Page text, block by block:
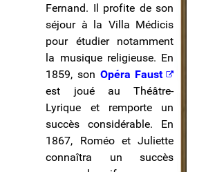
Fernand. Il profite de son
séjour à la Villa Médicis
pour étudier notamment
la musique religieuse. En
1859, son Opéra Faust
est joué au Théâtre-
Lyrique et remporte un
succès considérable. En
1867, Roméo et Juliette
connaîtra un succès